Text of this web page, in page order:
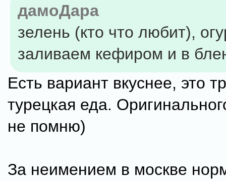
дамоДара
зелень (кто что любит),
заливаем кефиром и в
Есть вариант вкуснее, это
турецкая еда.
не помню)
За неимением в москве